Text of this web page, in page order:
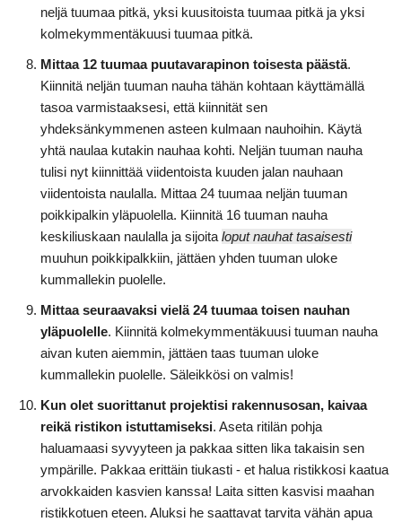
neljä tuumaa pitkä, yksi kuusitoista tuumaa pitkä ja yksi
kolmekymmentäkuusi tuumaa pitkä.
Mittaa 12 tuumaa puutavarapinon toisesta päästä.
Kiinnitä neljän tuuman nauha tähän kohtaan käyttämällä
tasoa varmistaaksesi, että kiinnität sen
yhdeksänkymmenen asteen kulmaan nauhoihin. Käytä
yhtä naulaa kutakin nauhaa kohti. Neljän tuuman nauha
tulisi nyt kiinnittää viidentoista kuuden jalan nauhaan
viidentoista naulalla. Mittaa 24 tuumaa neljän tuuman
poikkipalkin yläpuolella. Kiinnitä 16 tuuman nauha
keskiliuskaan naulalla ja sijoita loput nauhat tasaisesti
muuhun poikkipalkkiin, jättäen yhden tuuman uloke
kummallekin puolelle.
Mittaa seuraavaksi vielä 24 tuumaa toisen nauhan
yläpuolelle. Kiinnitä kolmekymmentäkuusi tuuman nauha
aivan kuten aiemmin, jättäen taas tuuman uloke
kummallekin puolelle. Säleikkösi on valmis!
Kun olet suorittanut projektisi rakennusosan, kaivaa
reikä ristikon istuttamiseksi. Aseta ritilän pohja
haluamaasi syvyyteen ja pakkaa sitten lika takaisin sen
ympärille. Pakkaa erittäin tiukasti - et halua ristikkosi kaatua
arvokkaiden kasvien kanssa! Laita sitten kasvisi maahan
ristikkotuen eteen. Aluksi he saattavat tarvita vähän apua